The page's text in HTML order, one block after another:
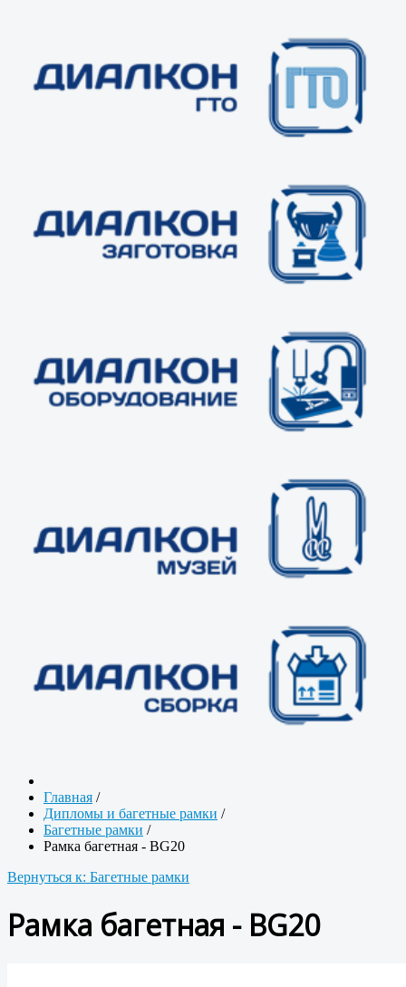
Главная /
Дипломы и багетные рамки /
Багетные рамки /
Рамка багетная - BG20
Вернуться к: Багетные рамки
Рамка багетная - BG20